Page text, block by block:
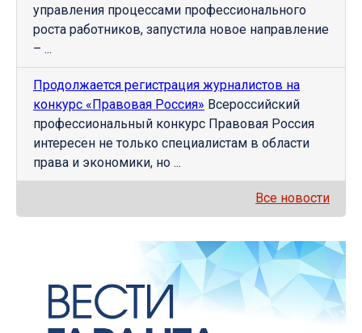
управления процессами профессионального
роста работников, запустила новое направление
– ...
Продолжается регистрация журналистов на
конкурс «Правовая Россия» Всероссийский
профессиональный конкурс Правовая Россия
интересен не только специалистам в области
права и экономики, но ...
Все новости